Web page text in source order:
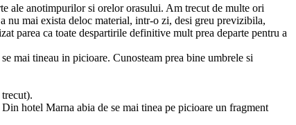
ale anotimpurilor si orelor orasului. Am trecut de multe ori
nu mai exista deloc material, intr-o zi, desi greu previzibila,
parea ca toate despartirile definitive mult prea departe pentru a
mai tineau in picioare. Cunosteam prea bine umbrele si
hotel Marna abia de se mai tinea pe picioare un fragment